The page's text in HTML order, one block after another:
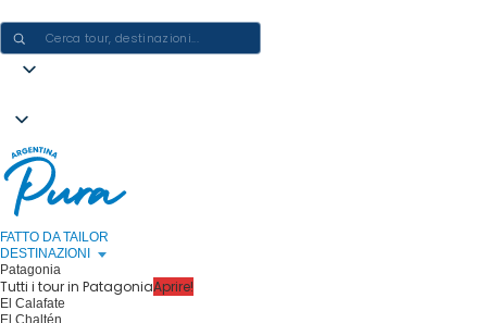
FATTO DA TAILOR
DESTINAZIONI
Patagonia
Tutti i tour in PatagoniaAprire!
El Calafate
El Chaltén